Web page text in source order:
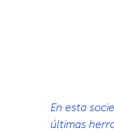
En esta
últimas